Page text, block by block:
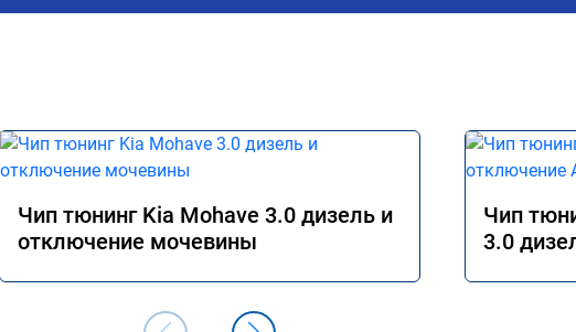
Чип тюнинг Kia Mohave 3.0 дизель и
отключение мочевины
Чип
3.0